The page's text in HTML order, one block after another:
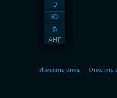
Э
Ю
Я
АНГ
Изменить стиль Отметить